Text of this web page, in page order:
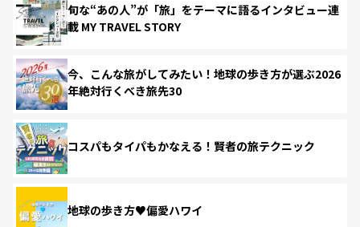
旬な“あの人”が「旅」をテーマに語るインタビュー連
載 MY TRAVEL STORY
今、こんな旅がしてみたい！地球の歩き方が選ぶ2026
年絶対行くべき旅先30
コスパもタイパもかなえる！賢者の旅テクニック
地球の歩き方♥偏愛ハワイ